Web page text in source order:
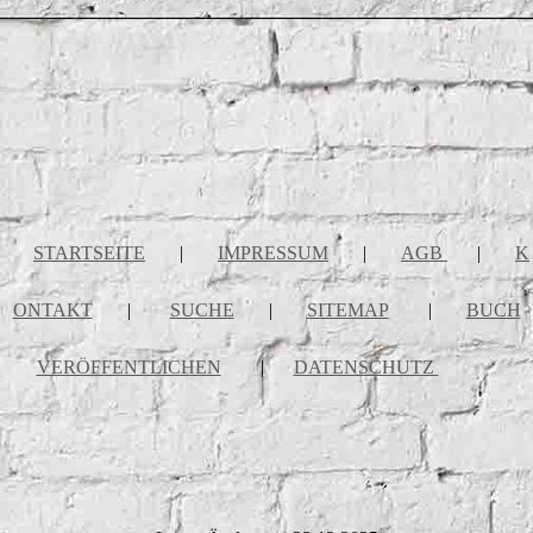
STARTSEITE | IMPRESSUM | AGB | K
ONTAKT | SUCHE | SITEMAP | BUCH
VERÖFFENTLICHEN | DATENSCHUTZ